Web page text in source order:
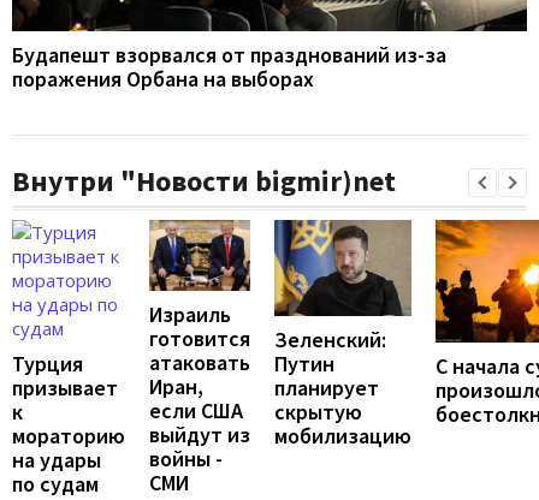
Будапешт взорвался от празднований из-за
поражения Орбана на выборах
Внутри "Новости bigmir)net
Турция
призывает
к
мораторию
на удары
по судам
Израиль
готовится
атаковать
Иран,
если США
выйдут из
войны -
СМИ
Зеленский:
Путин
планирует
скрытую
мобилизацию
С начала